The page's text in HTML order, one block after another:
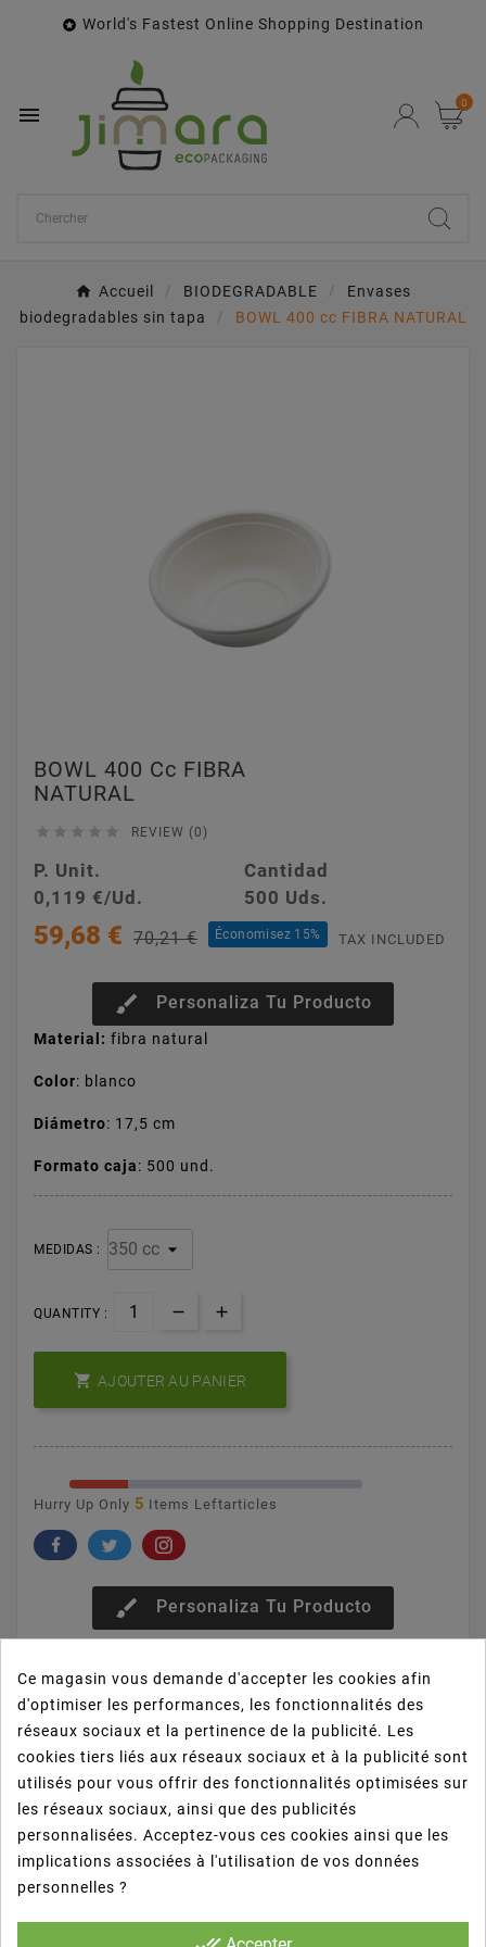
 World's Fastest Online Shopping Destination
 0
Accueil BIODEGRADABLE
Envases
biodegradables sin tapa
BOWL 400 cc FIBRA NATURAL
BOWL 400 Cc FIBRA
NATURAL
     REVIEW (0)
P. Unit.
Cantidad
0,119 €/Ud.
500 Uds.
59,68 € 70,21 € Économisez 15% TAX INCLUDED
brush Personaliza Tu Producto
Material: fibra natural
Color: blanco
Diámetro: 17,5 cm
Formato caja: 500 und.
MEDIDAS :
QUANTITY :
 AJOUTER AU PANIER
Hurry Up Only 5 Items Leftarticles
brush Personaliza Tu Producto
Donnez votre avis
La description
Ce magasin vous demande d'accepter les cookies afin
d'optimiser les performances, les fonctionnalités des
réseaux sociaux et la pertinence de la publicité. Les
cookies tiers liés aux réseaux sociaux et à la publicité sont
utilisés pour vous offrir des fonctionnalités optimisées sur
les réseaux sociaux, ainsi que des publicités
personnalisées. Acceptez-vous ces cookies ainsi que les
implications associées à l'utilisation de vos données
personnelles ?